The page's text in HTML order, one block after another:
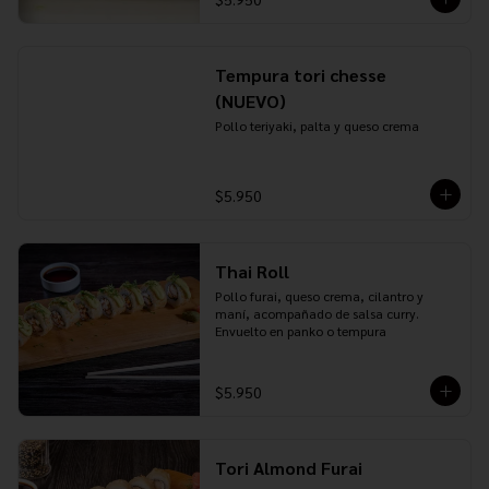
Tempura tori chesse
(NUEVO)
Pollo teriyaki, palta y queso crema
$5.950
Thai Roll
Pollo furai, queso crema, cilantro y
maní, acompañado de salsa curry.
Envuelto en panko o tempura
$5.950
Tori Almond Furai